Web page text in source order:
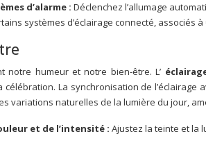
d’alarme : Déclenchez l’allumage
systèmes d’éclairage connecté, associés
notre humeur et notre bien-être. L’
La synchronisation de
variations naturelles de la lumière du jour,
et de l’intensité : Ajustez la teinte et la